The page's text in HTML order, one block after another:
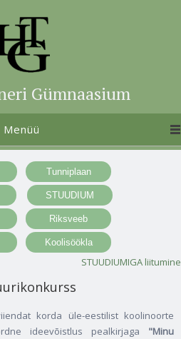
Gümnaasium
Menüü
STUUDIUMIGA liitumine
korda üle-eestilist koolinoorte
ideevõistlus pealkirjaga "Minu